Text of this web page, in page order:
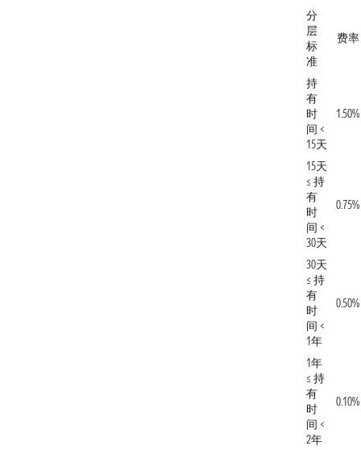
分
层
标
准
费率
持
有
时
间 <
15天
1.50%
15天
≤ 持
有
时
间 <
30天
0.75%
30天
≤ 持
有
时
间 <
1年
0.50%
1年
≤ 持
有
时
间 <
2年
0.10%